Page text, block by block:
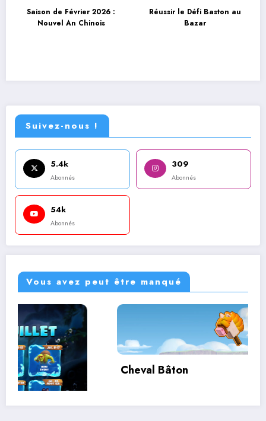
Saison de Février 2026 :
Nouvel An Chinois
Réussir le Défi Baston au
Bazar
Suivez-nous !
5.4k
Abonnés
309
Abonnés
54k
Abonnés
Vous avez peut être manqué
Cheval Bâton